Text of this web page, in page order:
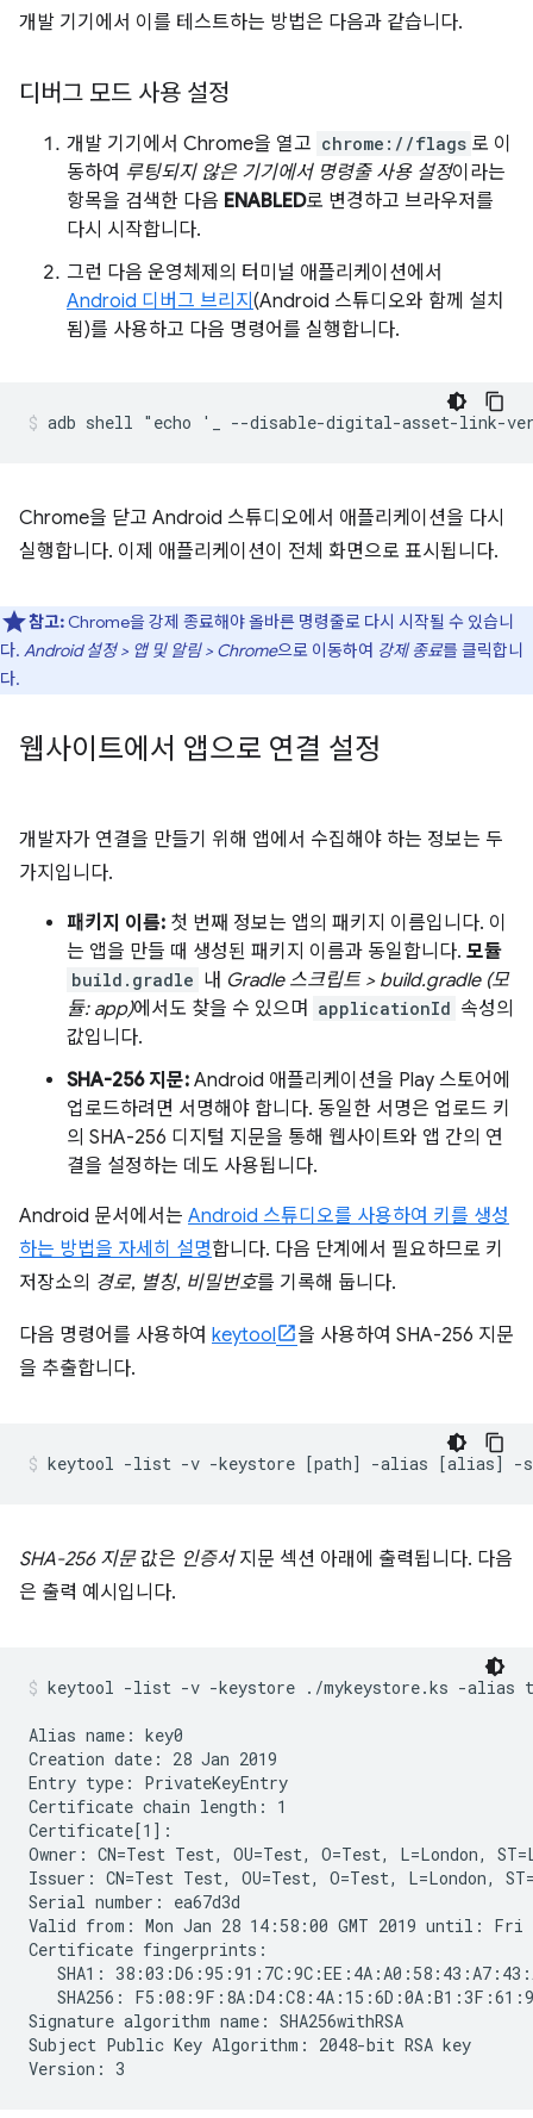
개발 기기에서 이를 테스트하는 방법은 다음과 같습니다.
디버그 모드 사용 설정
개발 기기에서 Chrome을 열고 chrome://flags 로 이
동하여 루팅되지 않은 기기에서 명령줄 사용 설정이라는
항목을 검색한 다음 ENABLED로 변경하고 브라우저를
다시 시작합니다.
그런 다음 운영체제의 터미널 애플리케이션에서
Android 디버그 브리지 (Android 스튜디오와 함께 설치
됨)를 사용하고 다음 명령어를 실행합니다.
Chrome을 닫고 Android 스튜디오에서 애플리케이션을 다시
실행합니다. 이제 애플리케이션이 전체 화면으로 표시됩니다.
참고: Chrome을 강제 종료해야 올바른 명령줄로 다시 시작될 수 있습니
다. Android 설정 > 앱 및 알림 > Chrome으로 이동하여 강제 종료를 클릭합니
다.
웹사이트에서 앱으로 연결 설정
개발자가 연결을 만들기 위해 앱에서 수집해야 하는 정보는 두
가지입니다.
패키지 이름: 첫 번째 정보는 앱의 패키지 이름입니다. 이
는 앱을 만들 때 생성된 패키지 이름과 동일합니다. 모듈
build.gradle 내 Gradle 스크립트 > build.gradle (모
듈: app)에서도 찾을 수 있으며 applicationId 속성의
값입니다.
SHA-256 지문: Android 애플리케이션을 Play 스토어에
업로드하려면 서명해야 합니다. 동일한 서명은 업로드 키
의 SHA-256 디지털 지문을 통해 웹사이트와 앱 간의 연
결을 설정하는 데도 사용됩니다.
Android 문서에서는 Android 스튜디오를 사용하여 키를 생성
하는 방법을 자세히 설명합니다. 다음 단계에서 필요하므로 키
저장소의 경로, 별칭, 비밀번호를 기록해 둡니다.
다음 명령어를 사용하여 keytool
을 사용하여 SHA-256 지문
을 추출합니다.
SHA-256 지문값은 인증서지문 섹션 아래에 출력됩니다. 다음
은 출력 예시입니다.
keytool -list -v -keystore ./mykeystore.ks -alias
Alias name: key0
Creation date: 28 Jan 2019
Entry type: PrivateKeyEntry
Certificate chain length: 1
Certificate[1]:
Owner: CN=Test Test, OU=Test, O=Test, L=London,
Issuer: CN=Test Test, OU=Test, O=Test, L=London,
Serial number: ea67d3d
Valid from: Mon Jan 28 14:58:00 GMT 2019 until: Fri
Certificate fingerprints:
SHA1:
SHA256:
Signature algorithm name: SHA256withRSA
Subject Public Key Algorithm: 2048-bit RSA key